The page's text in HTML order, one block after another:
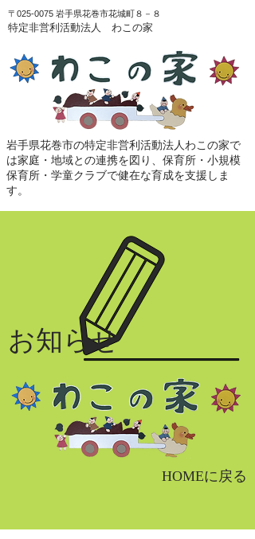
岩手県花巻市の特定非営利活動法人わこの家で
は家庭・地域との連携を図り、保育所・小規模
保育所・学童クラブで健在な育成を支援しま
す。
〒025-0075 岩手県花巻市花城町８－８
特定非営利活動法人 わこの家
お知らせ
HOMEに戻る